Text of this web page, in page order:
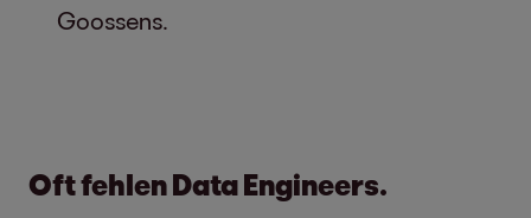
Goossens.
Oft fehlen Data Engineers.